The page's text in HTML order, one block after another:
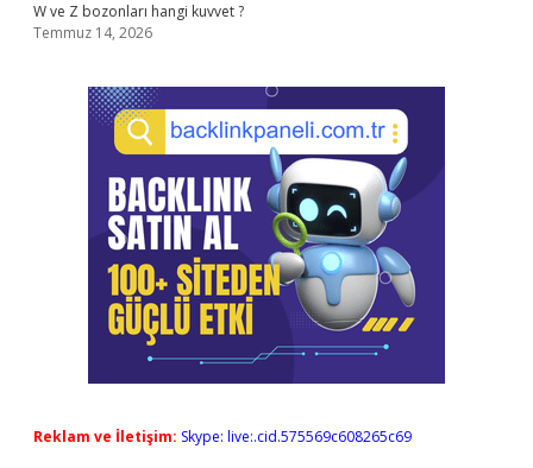
W ve Z bozonları hangi kuvvet ?
Temmuz 14, 2026
Reklam ve İletişim: Skype: live:.cid.575569c608265c69